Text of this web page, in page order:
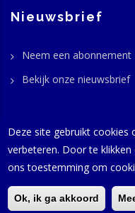
Nieuwsbrief
Neem een abonnement
Bekijk onze nieuwsbrief
© GaviasThemes 2016-
rechten voorbehouden |
Deze site gebruikt cookies
verbeteren. Door te
ons toestemming om
Ok, ik ga akkoord